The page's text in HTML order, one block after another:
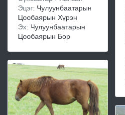
Эцэг: Чулуунбаатарын
Цообаярын Хүрэн
Эх: Чулуунбаатарын
Цообаярын Бор